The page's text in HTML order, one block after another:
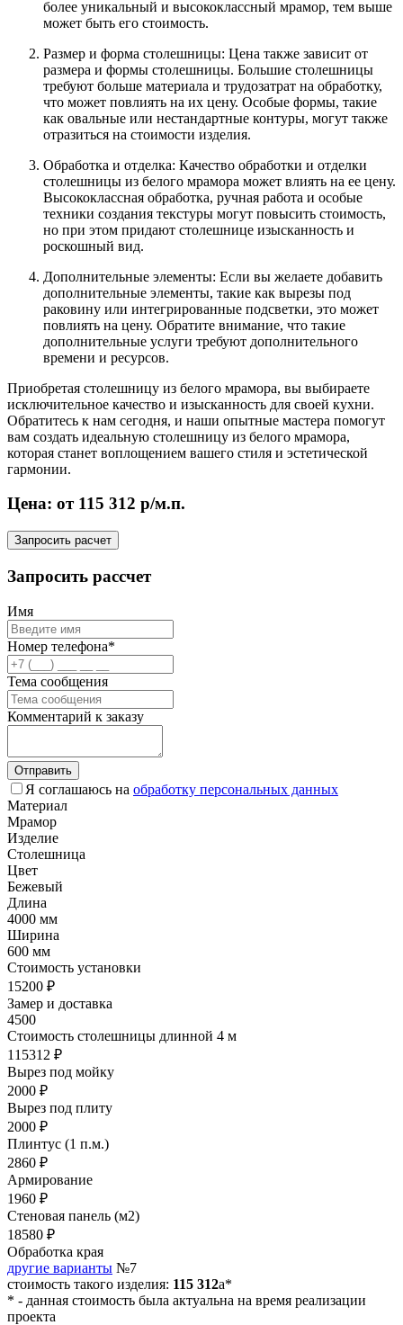
более уникальный и высококлассный мрамор, тем выше
может быть его стоимость.
Размер и форма столешницы: Цена также зависит от
размера и формы столешницы. Большие столешницы
требуют больше материала и трудозатрат на обработку,
что может повлиять на их цену. Особые формы, такие
как овальные или нестандартные контуры, могут также
отразиться на стоимости изделия.
Обработка и отделка: Качество обработки и отделки
столешницы из белого мрамора может влиять на ее цену.
Высококлассная обработка, ручная работа и особые
техники создания текстуры могут повысить стоимость,
но при этом придают столешнице изысканность и
роскошный вид.
Дополнительные элементы: Если вы желаете добавить
дополнительные элементы, такие как вырезы под
раковину или интегрированные подсветки, это может
повлиять на цену. Обратите внимание, что такие
дополнительные услуги требуют дополнительного
времени и ресурсов.
Приобретая столешницу из белого мрамора, вы выбираете
исключительное качество и изысканность для своей кухни.
Обратитесь к нам сегодня, и наши опытные мастера помогут
вам создать идеальную столешницу из белого мрамора,
которая станет воплощением вашего стиля и эстетической
гармонии.
Цена: от 115 312 р/м.п.
Запросить расчет
Запросить рассчет
Имя
Номер телефона*
Тема сообщения
Комментарий к заказу
Отправить
Я соглашаюсь на обработку персональных данных
Материал
Мрамор
Изделие
Столешница
Цвет
Бежевый
Длина
4000 мм
Ширина
600 мм
Стоимость установки
15200 ₽
Замер и доставка
4500
Cтоимость столешницы длинной 4 м
115312 ₽
Вырез под мойку
2000 ₽
Вырез под плиту
2000 ₽
Плинтус (1 п.м.)
2860 ₽
Армирование
1960 ₽
Стеновая панель (м2)
18580 ₽
Обработка края
другие варианты №7
стоимость такого изделия: 115 312a*
* - данная стоимость была актуальна на время реализации
проекта